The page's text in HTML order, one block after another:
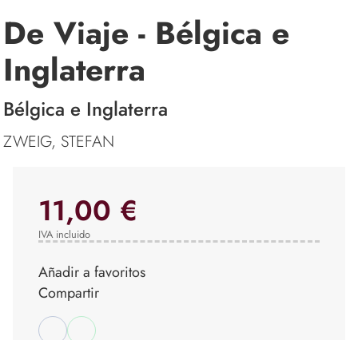
De Viaje - Bélgica e
Inglaterra
Bélgica e Inglaterra
ZWEIG, STEFAN
11,00 €
IVA incluido
Añadir a favoritos
Compartir